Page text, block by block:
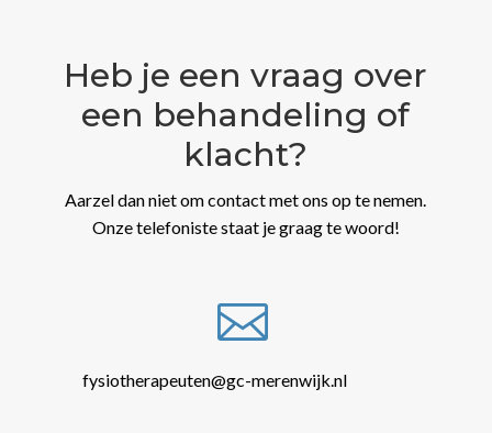
Heb je een vraag over
een behandeling of
klacht?
Aarzel dan niet om contact met ons op te nemen.
Onze telefoniste staat je graag te woord!

fysiotherapeuten@gc-merenwijk.nl